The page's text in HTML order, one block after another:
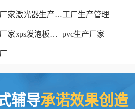
家 激光器生产厂家工厂生产管理
家 xps发泡板材生产线 pvc生产厂家
辅导承诺效果创造